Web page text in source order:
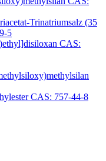
Trinatriumsalz (35
5
CAS:
CAS: 757-44-8